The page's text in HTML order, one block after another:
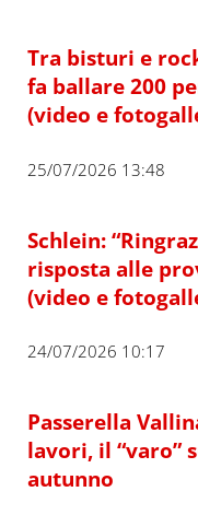
Tra bisturi e
fa ballare 200
(video e
25/07/2026 13:48
Schlein:
risposta alle
(video e
24/07/2026 10:17
Passerella
lavori, il “varo”
autunno